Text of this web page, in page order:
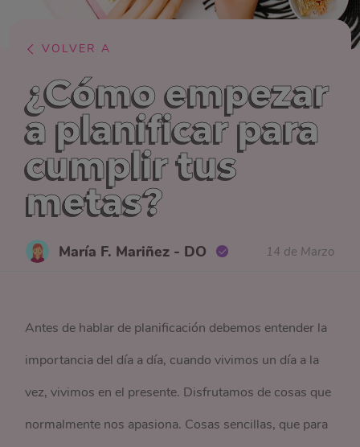
VOLVER A
¿Cómo empezar
a planificar para
cumplir tus
metas?
María F. Mariñez - DO 14 de Marzo
Antes de hablar de planificación debemos entender la
importancia del día a día, cuando vivimos un día a la
vez, vivimos en el presente. Disfrutamos de cosas que
normalmente nos apasiona. Cosas sencillas, que para